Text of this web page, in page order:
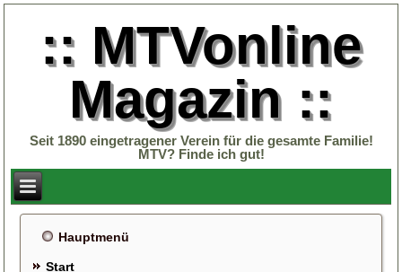
:: MTVonline
Magazin ::
Seit 1890 eingetragener Verein für die gesamte Familie!
MTV? Finde ich gut!
Hauptmenü
Start